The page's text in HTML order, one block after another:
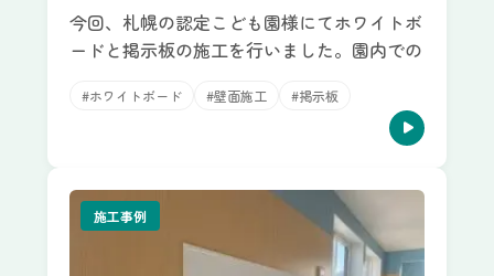
今回、札幌の認定こども園様にてホワイトボ
ードと掲示板の施工を行いました。園内での
#ホワイトボード #壁面施工 #掲示板
施工事例